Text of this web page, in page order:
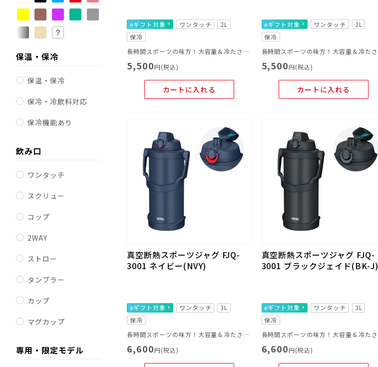
保温・保冷
保温・保冷
保冷・冷飲料対応
保冷機能あり
飲み口
ワンタッチ
スクリュー
コップ
2WAY
ストロー
タンブラー
カップ
マグカップ
専用・限定モデル
eギフト対象 ワンタッチ
2L
保冷
長時間スポーツの味方！大容量＆冷たさキープ
5,500円(税込)
カートに入れる
eギフト対象 ワンタッチ
2L
保冷
5,500円(税込)
カートに入れる
真空断熱スポーツジャグ FJQ-
3001 ネイビー(NVY)
eギフト対象 ワンタッチ
3L
保冷
長時間スポーツの味方！大容量＆冷たさキープ
6,600円(税込)
真空断熱スポーツジャグ FJQ-
3001 ブラックジェイド(BK-J)
eギフト対象 ワンタッチ
3L
保冷
6,600円(税込)